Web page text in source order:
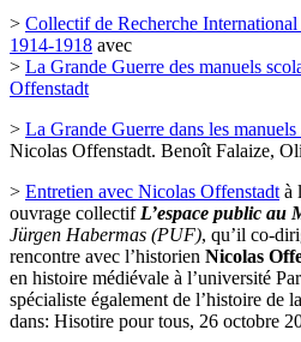
> Collectif de Recherche
1914-1918 avec
> La Grande Guerre des manuels
Offenstadt
> La Grande Guerre dans les manuels
Nicolas Offenstadt. Benoît Falaize,
> Entretien avec Nicolas Offenstadtà
ouvrage collectifL’espace public au
Jürgen Habermas (PUF), qu’il co-
rencontre avec l’historien Nicolas
en histoire médiévale à l’université
spécialiste également de l’histoire de
dans: Hisotire pour tous, 26 octobre